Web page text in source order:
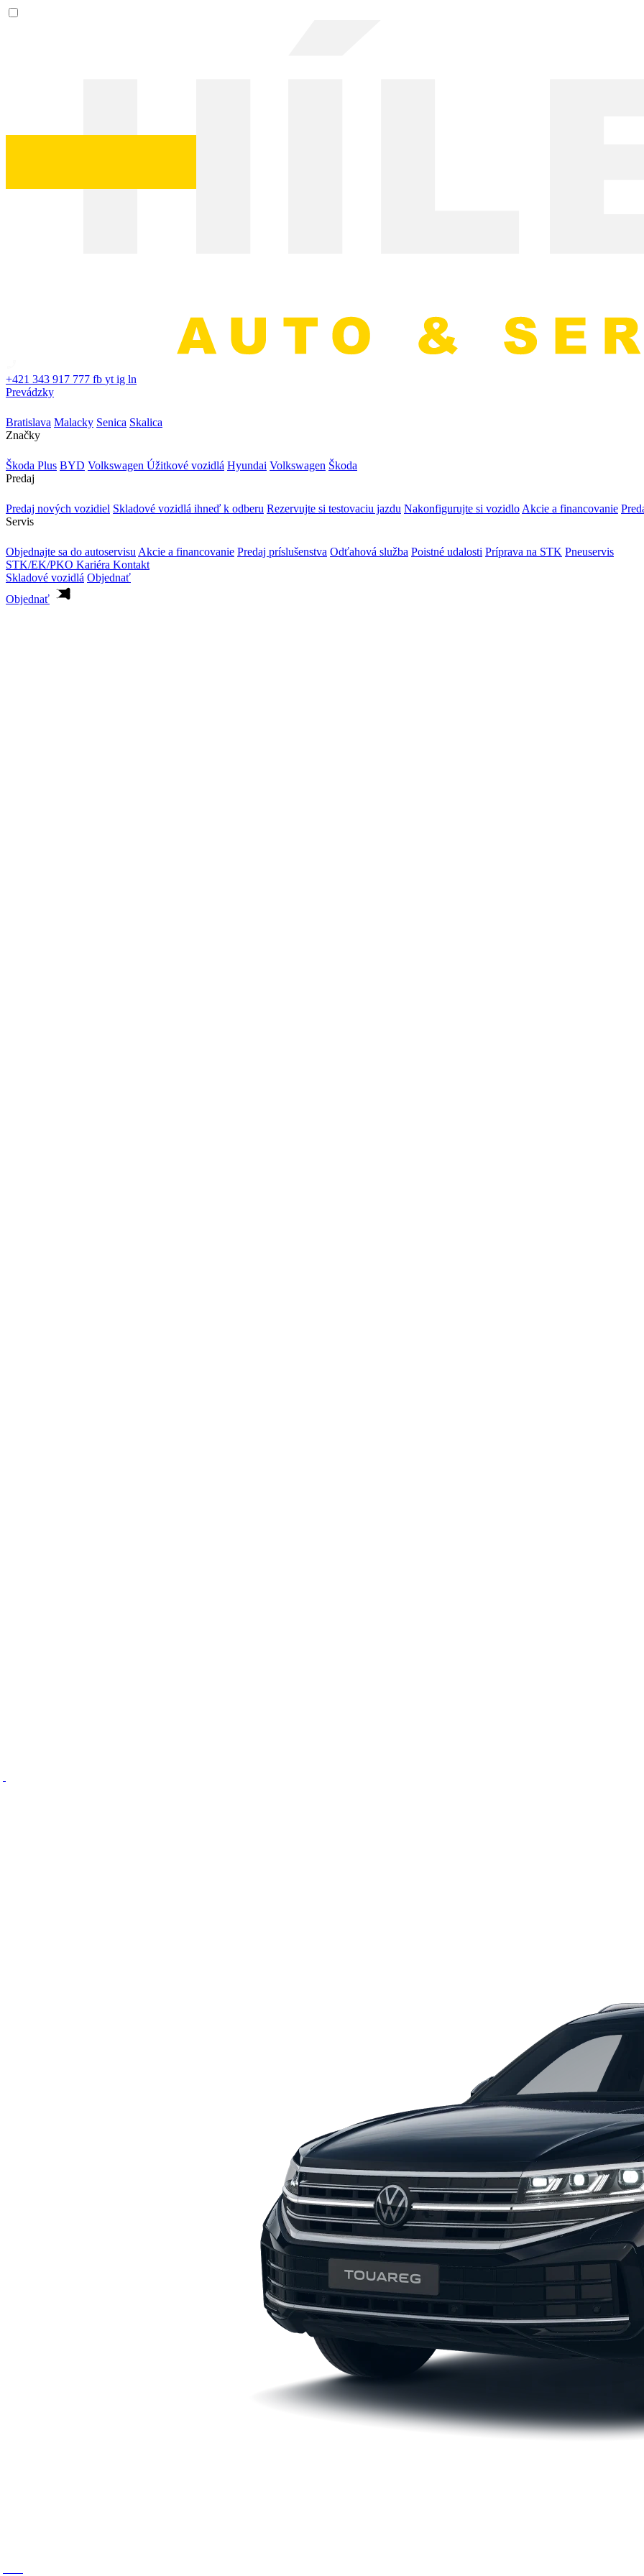
+421 343 917 777 fb yt ig ln
Prevádzky
Bratislava Malacky Senica Skalica
Značky
Škoda Plus BYD Volkswagen Úžitkové vozidlá Hyundai Volkswagen Škoda
Predaj
Predaj nových vozidiel Skladové vozidlá ihneď k odberu Rezervujte si testovaciu jazdu Nakonfigurujte si vozidlo Akcie a financovanie
Servis
Objednajte sa do autoservisu Akcie a financovanie Predaj príslušenstva Odťahová služba Poistné udalosti Príprava na STK Pneuservis
STK/EK/PKO Kariéra Kontakt
Skladové vozidlá Objednať
Objednať